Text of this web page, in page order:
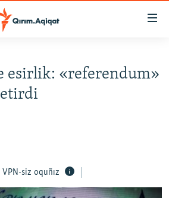
esirlik: «referendum»
VPN-siz oquñız